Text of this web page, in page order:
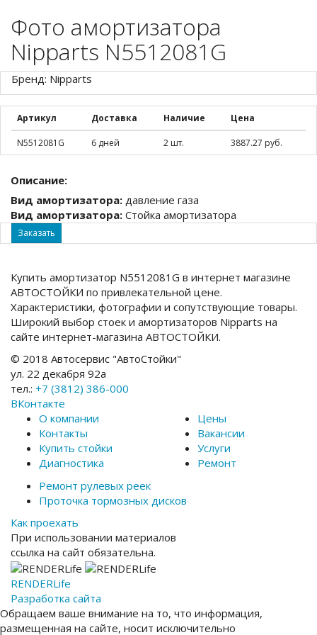
Фото амортизатора
Nipparts N5512081G
Бренд: Nipparts
Артикул Доставка Наличие Цена
N5512081G 6 дней 2 шт. 3887.27 руб.
Описание:
Вид амортизатора: давление газа
Вид амортизатора: Стойка амортизатора
Заказать
Купить амортизатор N5512081G в интернет магазине
АВТОСТОЙКИ по привлекательной цене.
Характеристики, фотографии и сопутствующие товары.
Широкий выбор стоек и амортизаторов Nipparts на
сайте интернет-магазина АВТОСТОЙКИ.
© 2018 Автосервис "АвтоСтойки"
ул. 22 декабря 92а
тел.: +7 (3812) 386-000
ВКонтакте
О компании
Контакты
Купить стойки
Диагностика
Цены
Вакансии
Услуги
Ремонт
Ремонт рулевых реек
Проточка тормозных дисков
Как проехать
При использовании материалов
ссылка на сайт обязательна.
RENDERLife
Разработка сайта
Обращаем ваше внимание на то, что информация,
размещенная на сайте, носит исключительно